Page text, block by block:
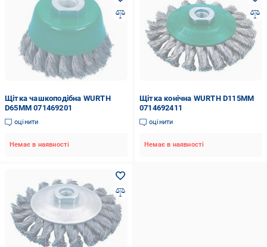
Щітка чашкоподібна WURTH
D65MM 071469201
оцінити
Немає в наявності
Щітка конічна WURTH D115MM
0714692411
оцінити
Немає в наявності